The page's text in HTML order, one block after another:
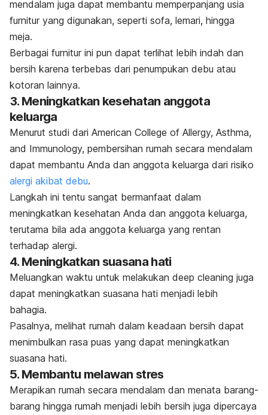
mendalam juga dapat membantu memperpanjang usia
furnitur yang digunakan, seperti sofa, lemari, hingga
meja.
Berbagai furnitur ini pun dapat terlihat lebih indah dan
bersih karena terbebas dari penumpukan debu atau
kotoran lainnya.
3. Meningkatkan kesehatan anggota
keluarga
Menurut studi dari American College of Allergy, Asthma,
and Immunology, pembersihan rumah secara mendalam
dapat membantu Anda dan anggota keluarga dari risiko
alergi akibat debu.
Langkah ini tentu sangat bermanfaat dalam
meningkatkan kesehatan Anda dan anggota keluarga,
terutama bila ada anggota keluarga yang rentan
terhadap alergi.
4. Meningkatkan suasana hati
Meluangkan waktu untuk melakukan deep cleaning juga
dapat meningkatkan suasana hati menjadi lebih
bahagia.
Pasalnya, melihat rumah dalam keadaan bersih dapat
menimbulkan rasa puas yang dapat meningkatkan
suasana hati.
5. Membantu melawan stres
Merapikan rumah secara mendalam dan menata barang-
barang hingga rumah menjadi lebih bersih juga dipercaya